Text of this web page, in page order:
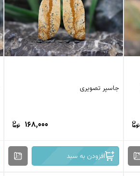
جاسپر تصویری
168,000
افزودن به سبد